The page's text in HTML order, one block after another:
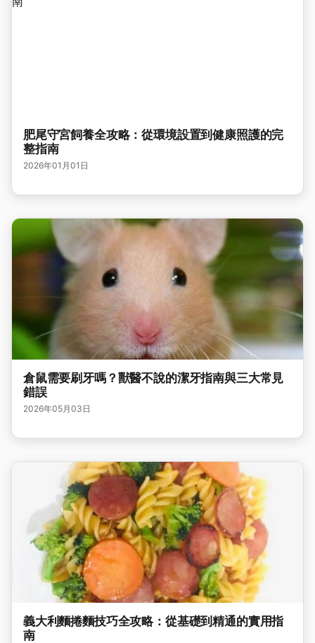
肥尾守宮飼養全攻略：從環境設置到健康照護的完
整指南
2026年01月01日
倉鼠需要刷牙嗎？獸醫不說的潔牙指南與三大常見
錯誤
2026年05月03日
義大利麵捲麵技巧全攻略：從基礎到精通的實用指
南